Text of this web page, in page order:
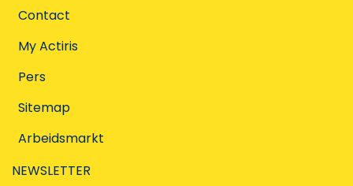
Contact
My Actiris
Pers
Sitemap
Arbeidsmarkt
NEWSLETTER